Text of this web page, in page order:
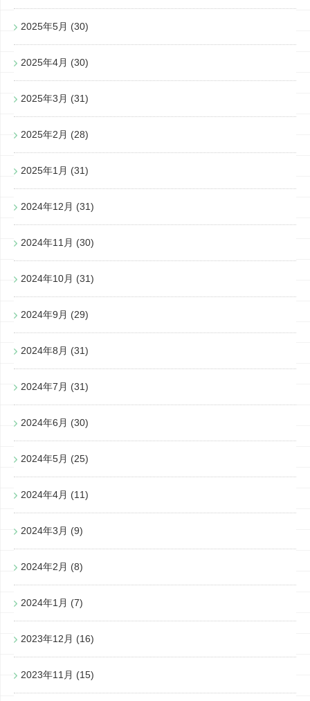
2025年5月 (30)
2025年4月 (30)
2025年3月 (31)
2025年2月 (28)
2025年1月 (31)
2024年12月 (31)
2024年11月 (30)
2024年10月 (31)
2024年9月 (29)
2024年8月 (31)
2024年7月 (31)
2024年6月 (30)
2024年5月 (25)
2024年4月 (11)
2024年3月 (9)
2024年2月 (8)
2024年1月 (7)
2023年12月 (16)
2023年11月 (15)